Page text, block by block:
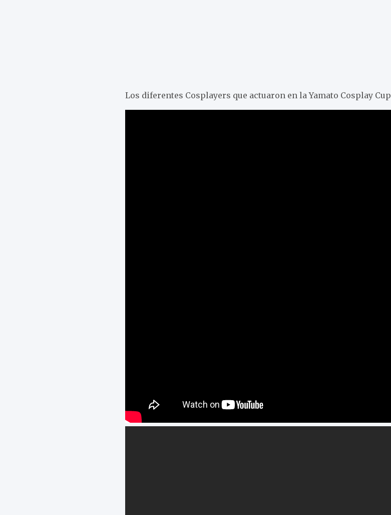
Los diferentes Cosplayers que actuaron en la Yamato Cosplay Cup